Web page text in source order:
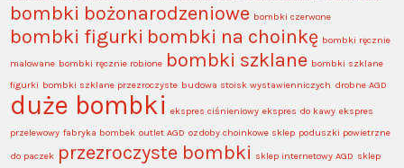
bombki bożonarodzeniowe bombki czerwone
bombki figurki bombki na choinkę bombki ręcznie
malowane bombki ręcznie robione bombki szklane bombki szklane
figurki bombki szklane przezroczyste budowa stoisk wystawienniczych drobne AGD
duże bombki ekspres ciśnieniowy ekspres do kawy ekspres
przelewowy fabryka bombek outlet AGD ozdoby choinkowe sklep poduszki powietrzne
do paczek przezroczyste bombki sklep internetowy AGD sklep